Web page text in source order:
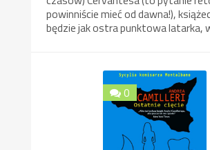
powinniście mieć od dawna!),
będzie jak ostra punktowa latarka,
0